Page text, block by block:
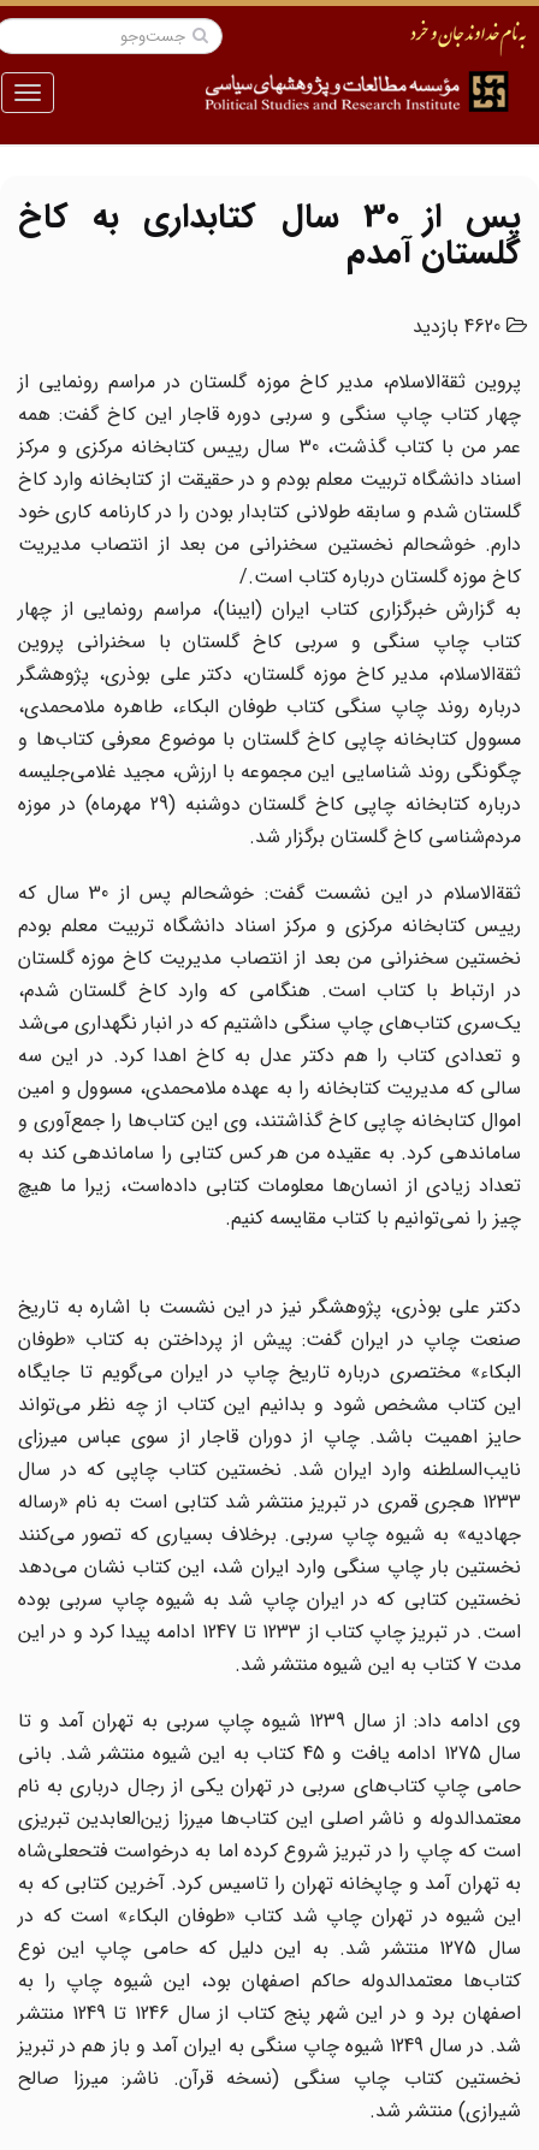
منو
پس از 30 سال کتابداری به کاخ
گلستان آمدم
4620 بازدید
پروین ثقة‌الاسلام، مدیر کاخ موزه گلستان در مراسم رونمایی از
چهار کتاب چاپ سنگی و سربی دوره قاجار این کاخ گفت: همه
عمر من با کتاب گذشت، 30 سال رییس کتابخانه مرکزی و مرکز
اسناد دانشگاه تربیت معلم بودم و در حقیقت از کتابخانه وارد کاخ
گلستان شدم و سابقه طولانی کتابدار بودن را در کارنامه کاری خود
دارم. خوشحالم نخستین سخنرانی من بعد از انتصاب مدیریت
کاخ موزه گلستان درباره کتاب است./
به گزارش خبرگزاری کتاب ایران (ایبنا)، مراسم رونمایی از چهار
کتاب چاپ سنگی و سربی کاخ گلستان با سخنرانی پروین
ثقة‌الاسلام، مدیر کاخ موزه گلستان، دکتر علی بوذری، پژوهشگر
درباره روند چاپ سنگی کتاب طوفان البکاء، طاهره ملامحمدی،
مسوول کتابخانه چاپی کاخ گلستان با موضوع معرفی کتاب‌ها و
چگونگی روند شناسایی این مجموعه با ارزش، مجید غلامی‌جلیسه
درباره کتابخانه چاپی کاخ گلستان دوشنبه (29 مهرماه) در موزه
مردم‌شناسی کاخ گلستان برگزار شد.
ثقة‌الاسلام در این نشست گفت: خوشحالم پس از 30 سال که
رییس کتابخانه مرکزی و مرکز اسناد دانشگاه تربیت معلم بودم
نخستین سخنرانی من بعد از انتصاب مدیریت کاخ موزه گلستان
در ارتباط با کتاب است. هنگامی ‌که وارد کاخ گلستان شدم،
یک‌سری کتا‌ب‌های چاپ سنگی داشتیم که در انبار نگهداری می‌شد
و تعدادی کتاب را هم دکتر عدل به کاخ اهدا کرد. در این سه
سالی که مدیریت کتابخانه را به عهده ملامحمدی، مسوول و امین
اموال کتابخانه چاپی کاخ گذاشتند، وی این کتاب‌ها را جمع‌آوری و
ساماندهی کرد. به عقیده من هر کس کتابی را ساماندهی کند به
تعداد زیادی از انسان‌ها معلومات کتابی داده‌است، زیرا ما هیچ
چیز را نمی‌توانیم با کتاب مقایسه کنیم.
دکتر علی بوذری، پژوهشگر نیز در این نشست با اشاره به تاریخ
صنعت چاپ در ایران گفت: پیش از پرداختن به کتاب «طوفان
البکاء» مختصری درباره تاریخ چاپ در ایران می‌گویم تا جایگاه
این کتاب‌ مشخص شود و بدانیم این کتاب از چه نظر می‌تواند
حایز اهمیت باشد. چاپ از دوران قاجار از سوی عباس میرزای
نایب‌السلطنه وارد ایران ‌شد. نخستین کتاب چاپی که در سال
1233 هجری قمری در تبریز منتشر ‌شد کتابی است به نام «رساله
جهادیه» به شیوه چاپ سربی. برخلاف بسیاری که تصور می‌کنند
نخستین بار چاپ سنگی وارد ایران شد، این کتاب نشان می‌دهد
نخستین کتابی که در ایران چاپ شد به شیوه چاپ سربی بوده
است. در تبریز چاپ کتاب از 1233 تا 1247 ادامه پیدا کرد و در این
مدت 7 کتاب به این شیوه منتشر ‌شد.
وی ادامه داد: از سال 1239 شیوه چاپ سربی به تهران آمد و تا
سال 1275 ادامه یافت و 45 کتاب به این شیوه منتشر ‌شد. بانی
حامی چاپ کتاب‌های سربی در تهران یکی از رجال درباری به نام
معتمدالدوله و ناشر اصلی این کتاب‌ها میرزا زین‌العابدین تبریزی
است که چاپ را در تبریز شروع کرده اما به درخواست فتحعلی‌شاه
به تهران ‌آمد و چاپخانه تهران را تاسیس کرد. آخرین کتابی که به
این شیوه در تهران چاپ ‌شد کتاب «طوفان البکاء» است که در
سال 1275 منتشر شد. به این دلیل ‌که حامی چاپ این نوع
کتاب‌ها معتمدالدوله حاکم اصفهان بود، این شیوه چاپ را به
اصفهان ‌برد و در این شهر پنج کتاب از سال 1246 تا 1249 منتشر
شد. در سال 1249 شیوه چاپ سنگی به ایران ‌آمد و باز هم در تبریز
نخستین کتاب چاپ سنگی (نسخه قرآن. ناشر: میرزا صالح
شیرازی) منتشر شد.